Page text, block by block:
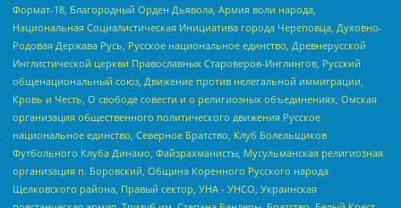
Формат-18, Благородный Орден Дьявола, Армия воли народа,
Национальная Социалистическая Инициатива города Череповца, Духовно-
Родовая Держава Русь, Русское национальное единство, Древнерусской
Инглистической церкви Православных Староверов-Инглингов, Русский
общенациональный союз, Движение против нелегальной иммиграции,
Кровь и Честь, О свободе совести и о религиозных объединениях, Омская
организация общественного политического движения Русское
национальное единство, Северное Братство, Клуб Болельщиков
Футбольного Клуба Динамо, Файзрахманисты, Мусульманская религиозная
организация п. Боровский, Община Коренного Русского народа
Щелковского района, Правый сектор, УНА - УНСО, Украинская